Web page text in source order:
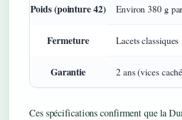
Poids (pointure 42) Environ 380 g
Fermeture Lacets classiques
Garantie 2 ans (vices
Ces spécifications confirment que la